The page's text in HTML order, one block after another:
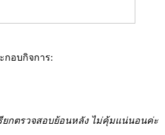
กอบกิจการ:
ยกตรวจสอบย้อนหลัง ไม่คุ้มแน่นอนค่ะ